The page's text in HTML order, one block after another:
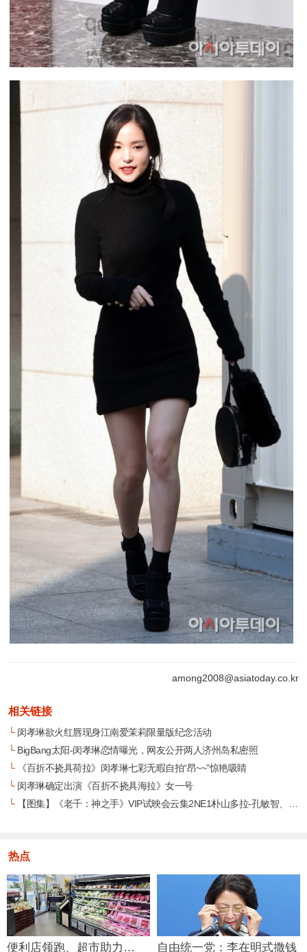
among2008@asiatoday.co.kr
相关链接
└闵孝琳欲火红唇现身江南爱茉莉限量版纪念活动
└BigBang太阳-闵孝琳恋情曝光，网友公开两人济州岛私密照
└《百折不挠具荷拉》闵孝琳七彩无暇自拍“昂~~”惊艳吸睛
└闵孝琳确定出演《百折不挠具海拉》女一号
└【图集】《老千：神之手》VIP试映会云集2NE1朴山多拉-孔敏智、闵孝琳、朱元、李秀赫
热点
便利店领跑、超市助力… 自由统一党：李在明式撒钱